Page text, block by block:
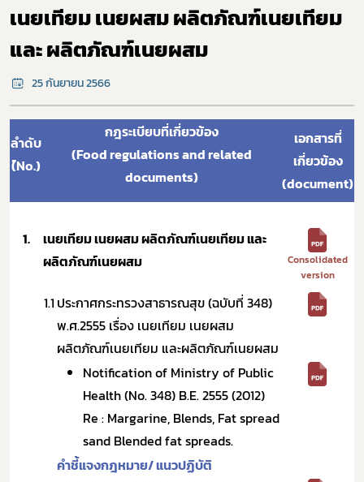
เนยเทียม เนยผสม ผลิตภัณฑ์เนยเทียม
และ ผลิตภัณฑ์เนยผสม
25 กันยายน 2566
ลำดับ
(์No.)
กฎระเบียบที่เกี่ยวข้อง
(Food regulations and related
documents)
เอกสารที่
เกี่ยวข้อง
(document)
1.
เนยเทียม เนยผสม ผลิตภัณฑ์เนยเทียม และ
ผลิตภัณฑ์เนยผสม
Consolidated
version
1.1 ประกาศกระทรวงสาธารณสุข (ฉบับที่ 348)
พ.ศ.2555 เรื่อง เนยเทียม เนยผสม
ผลิตภัณฑ์เนยเทียม และผลิตภัณฑ์เนยผสม
Notification of Ministry of Public
Health (No. 348) B.E. 2555 (2012)
Re : Margarine, Blends, Fat spread
sand Blended fat spreads.
คำชี้แจงกฎหมาย/ แนวปฏิบัติ